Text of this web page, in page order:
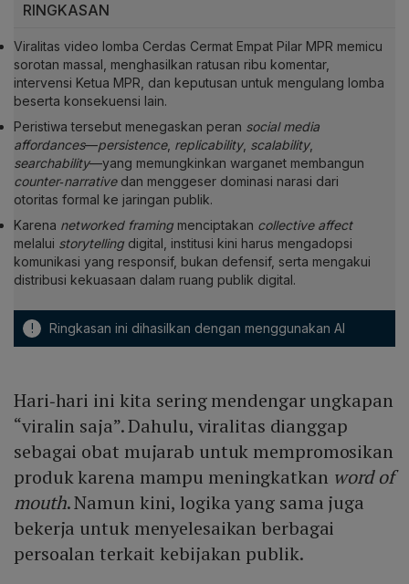
RINGKASAN
Viralitas video lomba Cerdas Cermat Empat Pilar MPR memicu
sorotan massal, menghasilkan ratusan ribu komentar,
intervensi Ketua MPR, dan keputusan untuk mengulang lomba
beserta konsekuensi lain.
Peristiwa tersebut menegaskan peran social media
affordances—persistence, replicability, scalability,
searchability—yang memungkinkan warganet membangun
counter‑narrativedan menggeser dominasi narasi dari
otoritas formal ke jaringan publik.
Karena networked framing menciptakan collective affect
melalui storytelling digital, institusi kini harus mengadopsi
komunikasi yang responsif, bukan defensif, serta mengakui
distribusi kekuasaan dalam ruang publik digital.
! Ringkasan ini dihasilkan dengan menggunakan AI
Hari‑hari ini kita sering mendengar ungkapan
“viralin saja”. Dahulu, viralitas dianggap
sebagai obat mujarab untuk mempromosikan
produk karena mampu meningkatkan word of
mouth. Namun kini, logika yang sama juga
bekerja untuk menyelesaikan berbagai
persoalan terkait kebijakan publik.